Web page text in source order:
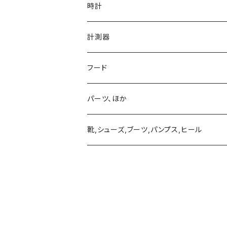
ネックレス、ペンダント
ブレスレット、バングル
真鍮、銅、ニッケル、非鉄金属アクセサリー
ネックレス、ペンダント
ブレスレット、バングル
アクリル、レジン、ガラス、その他
ネックレス、ペンダント
ブレスレット、バングル
革製品
ネックレス、ペンダント
ブレスレット、バングル
ネクタイピンほか
時計
計測器
フード
パーツ、ほか
靴,シューズ,ブーツ,パンプス,ヒール